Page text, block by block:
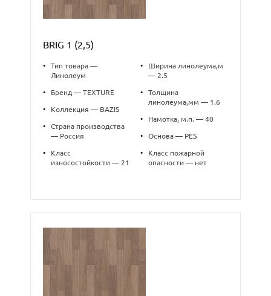
BRIG 1 (2,5)
•
Тип товара —
Линолеум
• Бренд — TEXTURE
• Коллекция — BAZIS
•
Страна производства
— Россия
•
Класс
износостойкости — 21
•
Ширина линолеума,м
— 2.5
•
Толщина
линолеума,мм — 1.6
• Намотка, м.п. — 40
• Основа — PES
•
Класс пожарной
опасности — нет